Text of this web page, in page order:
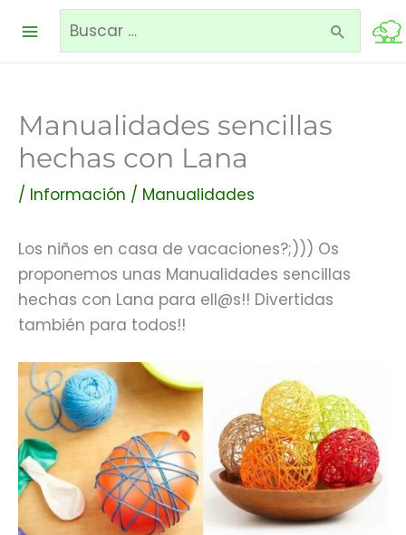
Buscar
Manualidades sencillas
hechas con Lana
/ Información / Manualidades
Los niños en casa de vacaciones?;))) Os
proponemos unas Manualidades sencillas
hechas con Lana para ell@s!! Divertidas
también para todos!!